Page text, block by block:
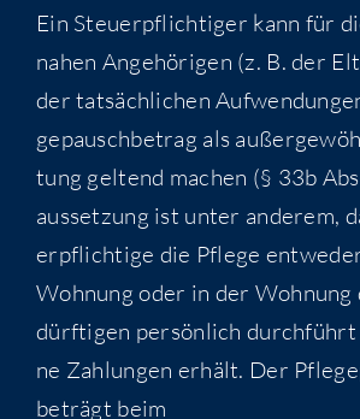
Ein Steu­er­pflich­ti­ger kann für
nahen Ange­hö­ri­gen (z. B. der
der tat­säch­li­chen
ge­pausch­be­trag als
tung gel­tend machen (§ 33b
aus­set­zung ist unter ande­rem,
er­pflich­ti­ge die Pfle­ge
Woh­nung oder in der
dürf­ti­gen per­sön­lich
ne Zah­lun­gen erhält. Der
beträgt beim